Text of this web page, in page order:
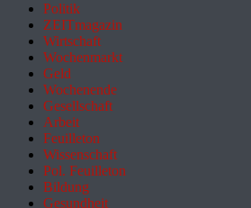
Politik
ZEITmagazin
Wirtschaft
Wochenmarkt
Geld
Wochenende
Gesellschaft
Arbeit
Feuilleton
Wissenschaft
Pol. Feuilleton
Bildung
Gesundheit